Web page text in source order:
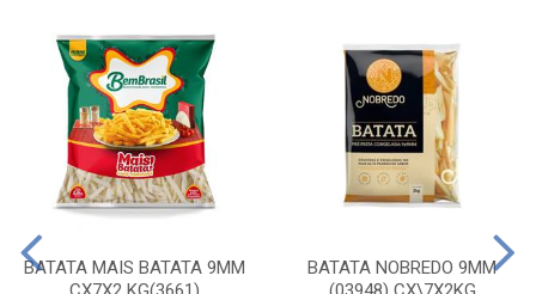
BATATA MAIS BATATA 9MM
BATATA NOBREDO 9MM